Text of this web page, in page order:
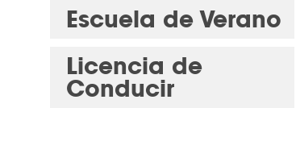
Escuela de Verano
Licencia de
Conducir